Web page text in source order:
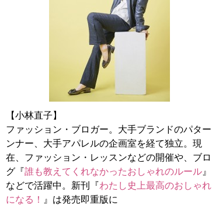
【小林直子】
ファッション・ブロガー。大手ブランドのパター
ンナー、大手アパレルの企画室を経て独立。現
在、ファッション・レッスンなどの開催や、ブロ
グ『誰も教えてくれなかったおしゃれのルール 』
などで活躍中。新刊『わたし史上最高のおしゃれ
になる！
』は発売即重版に